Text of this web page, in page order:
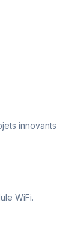
innovants
WiFi.